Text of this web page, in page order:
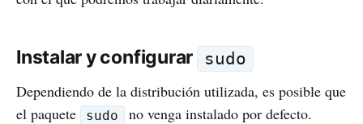
Instalar y configurar
sudo
Dependiendo de la distribución utilizada, es posible que
el paquete
sudo no venga instalado por defecto.